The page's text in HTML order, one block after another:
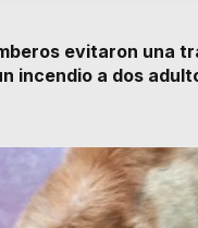
evitaron una
incendio a dos